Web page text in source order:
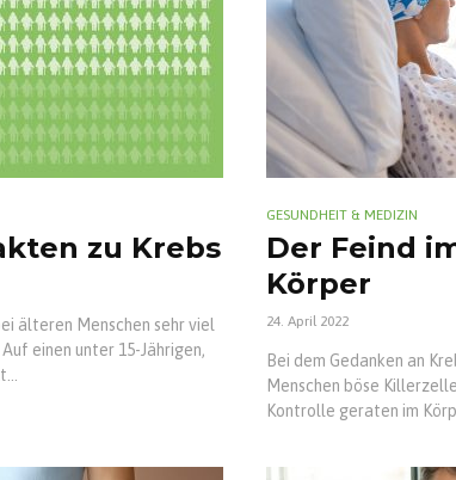
zu Krebs
älteren Menschen sehr viel
einen unter 15-Jährigen,
GESUNDHEIT & MEDIZIN
Der Feind
Körper
24. April 2022
Bei dem Gedanken an
Menschen böse
Kontrolle geraten im